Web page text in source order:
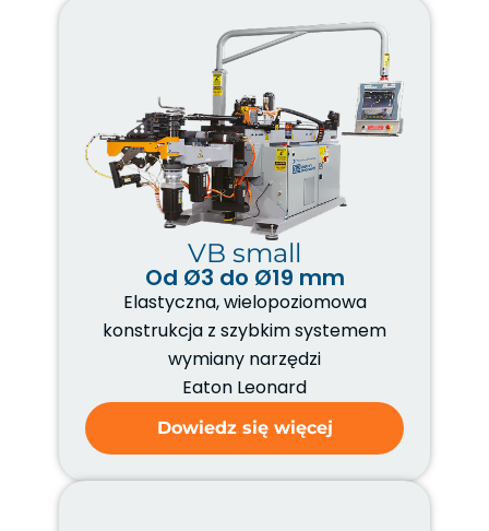
VB small
Od Ø3 do Ø19 mm
Elastyczna, wielopoziomowa
konstrukcja z szybkim systemem
wymiany narzędzi
Eaton Leonard
Dowiedz się więcej